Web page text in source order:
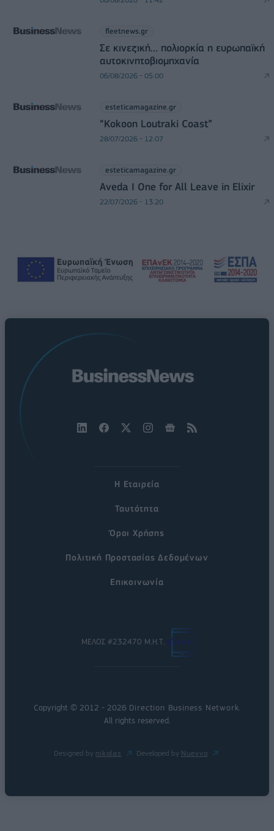
fleetnews.gr
Σε κινεζική… πολιορκία η ευρωπαϊκή
αυτοκινητοβιομηχανία
06/08/2026 - 05:00
esteticamagazine.gr
“Kokoon Loutraki Coast”
28/07/2026 - 12:07
esteticamagazine.gr
Aveda I One for All Leave in Elixir
22/07/2026 - 13:20
Η Εταιρεία
Ταυτότητα
Όροι Χρήσης
Πολιτική Προστασίας Δεδομένων
Επικοινωνία
ΜΕΛΟΣ #232470 Μ.Η.Τ.
Copyright © 2012 - 2026 Direction Business Network
All rights reserved.
Designed by nikolas Developed by Nuevvo